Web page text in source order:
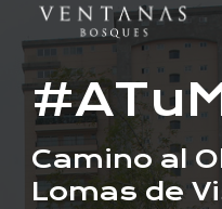
Camino al
Lomas de